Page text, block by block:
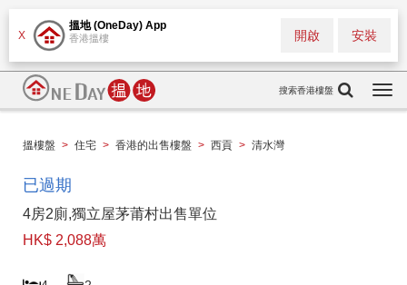
X
搵地 (OneDay) App
香港搵樓 安裝
開啟
搜索香港樓盤
搵樓盤 > 住宅 > 香港的出售樓盤 > 西貢 > 清水灣
已過期
4房2廁,獨立屋茅莆村出售單位
HK$ 2,088萬